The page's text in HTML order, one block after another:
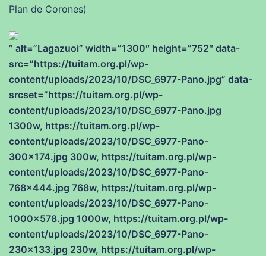
Plan de Corones)
” alt=”Lagazuoi” width=”1300″ height=”752″ data-
src=”https://tuitam.org.pl/wp-
content/uploads/2023/10/DSC_6977-Pano.jpg” data-
srcset=”https://tuitam.org.pl/wp-
content/uploads/2023/10/DSC_6977-Pano.jpg
1300w, https://tuitam.org.pl/wp-
content/uploads/2023/10/DSC_6977-Pano-
300×174.jpg 300w, https://tuitam.org.pl/wp-
content/uploads/2023/10/DSC_6977-Pano-
768×444.jpg 768w, https://tuitam.org.pl/wp-
content/uploads/2023/10/DSC_6977-Pano-
1000×578.jpg 1000w, https://tuitam.org.pl/wp-
content/uploads/2023/10/DSC_6977-Pano-
230×133.jpg 230w, https://tuitam.org.pl/wp-